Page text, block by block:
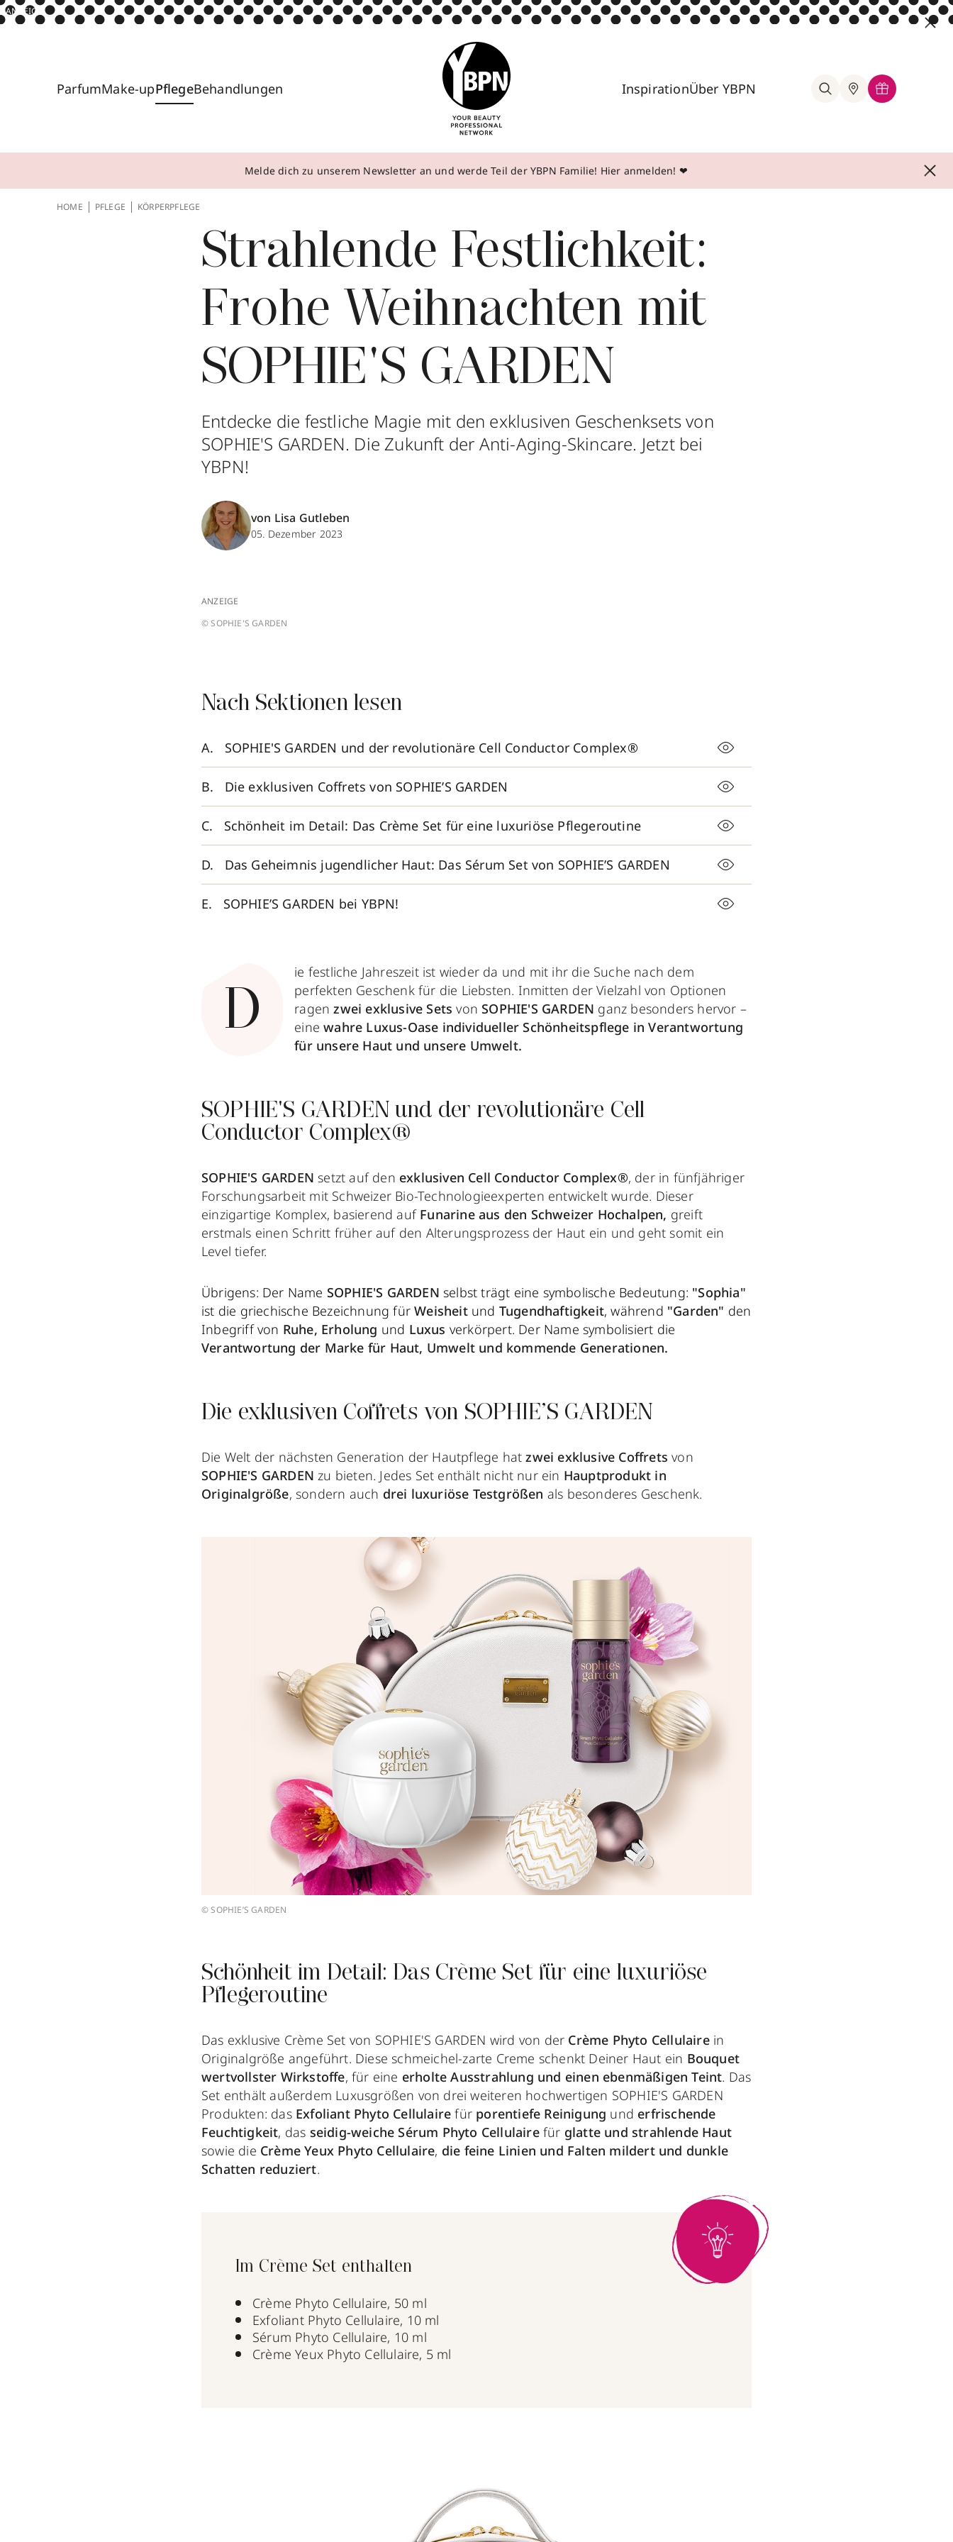
ANZEIGE
ParfumMake-upPflegeBehandlungen InspirationÜber YBPN
Melde dich zu unserem Newsletter an und werde Teil der YBPN Familie! Hier anmelden! ❤
HOME PFLEGE KÖRPERPFLEGE
Strahlende Festlichkeit:
Frohe Weihnachten mit
SOPHIE'S GARDEN
Entdecke die festliche Magie mit den exklusiven Geschenksets von
SOPHIE'S GARDEN. Die Zukunft der Anti-Aging-Skincare. Jetzt bei
YBPN!
von Lisa Gutleben
05. Dezember 2023
ANZEIGE
© SOPHIE'S GARDEN
Nach Sektionen lesen
SOPHIE'S GARDEN und der revolutionäre Cell Conductor Complex®
Die exklusiven Coffrets von SOPHIE’S GARDEN
Schönheit im Detail: Das Crème Set für eine luxuriöse Pflegeroutine
Das Geheimnis jugendlicher Haut: Das Sérum Set von SOPHIE’S GARDEN
SOPHIE’S GARDEN bei YBPN!
D
ie festliche Jahreszeit ist wieder da und mit ihr die Suche nach dem
perfekten Geschenk für die Liebsten. Inmitten der Vielzahl von Optionen
ragenzwei exklusive Sets von SOPHIE'S GARDEN ganz besonders hervor –
einewahre Luxus-Oase individueller Schönheitspflege in Verantwortung
für unsere Haut und unsere Umwelt.
SOPHIE'S GARDEN und der revolutionäre Cell
Conductor Complex®
SOPHIE'S GARDEN setzt auf den exklusiven Cell Conductor Complex®, der in fünfjähriger
Forschungsarbeit mit Schweizer Bio-Technologieexperten entwickelt wurde. Dieser
einzigartige Komplex, basierend auf Funarine aus den Schweizer Hochalpen, greift
erstmals einen Schritt früher auf den Alterungsprozess der Haut ein und geht somit ein
Level tiefer.
Übrigens: Der Name SOPHIE'S GARDEN selbst trägt eine symbolische Bedeutung: "Sophia"
ist die griechische Bezeichnung fürWeisheitund Tugendhaftigkeit, während "Garden" den
Inbegriff von Ruhe, Erholung und Luxus verkörpert. Der Name symbolisiert die
Verantwortung der Marke für Haut, Umwelt und kommende Generationen.
Die exklusiven Coffrets von SOPHIE’S GARDEN
Die Welt der nächsten Generation der Hautpflege hatzwei exklusive Coffrets von
SOPHIE'S GARDEN zu bieten. Jedes Set enthält nicht nur ein Hauptprodukt in
Originalgröße, sondern auch drei luxuriöse Testgrößen als besonderes Geschenk.
© SOPHIE’S GARDEN
Schönheit im Detail: Das Crème Set für eine luxuriöse
Pflegeroutine
Das exklusive Crème Set von SOPHIE'S GARDEN wird von der Crème Phyto Cellulairein
Originalgröße angeführt. Diese schmeichel-zarte Creme schenkt Deiner Haut ein Bouquet
wertvollster Wirkstoffe, für eine erholte Ausstrahlung und einen ebenmäßigen Teint. Das
Set enthält außerdem Luxusgrößen von drei weiteren hochwertigen SOPHIE'S GARDEN
Produkten: das Exfoliant Phyto Cellulaire für porentiefe Reinigung und erfrischende
Feuchtigkeit, das seidig-weiche Sérum Phyto Cellulairefür glatte und strahlende Haut
sowie die Crème Yeux Phyto Cellulaire, die feine Linien und Falten mildert und dunkle
Schatten reduziert.
Im Crème Set enthalten
Crème Phyto Cellulaire, 50 ml
Exfoliant Phyto Cellulaire, 10 ml
Sérum Phyto Cellulaire, 10 ml
Crème Yeux Phyto Cellulaire, 5 ml